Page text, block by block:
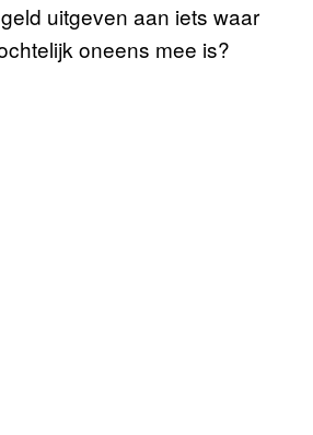
uitgeven aan iets waar
oneens mee is?